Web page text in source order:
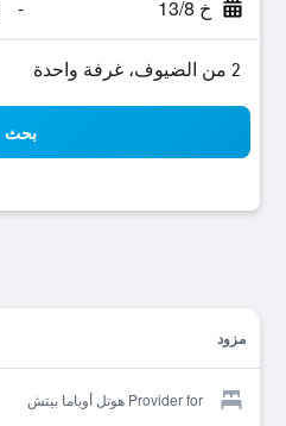
خ 13/8 -
2 من الضيوف، غرفة واحدة
بحث
مزود
Provider for هوتل أوباما بيتش